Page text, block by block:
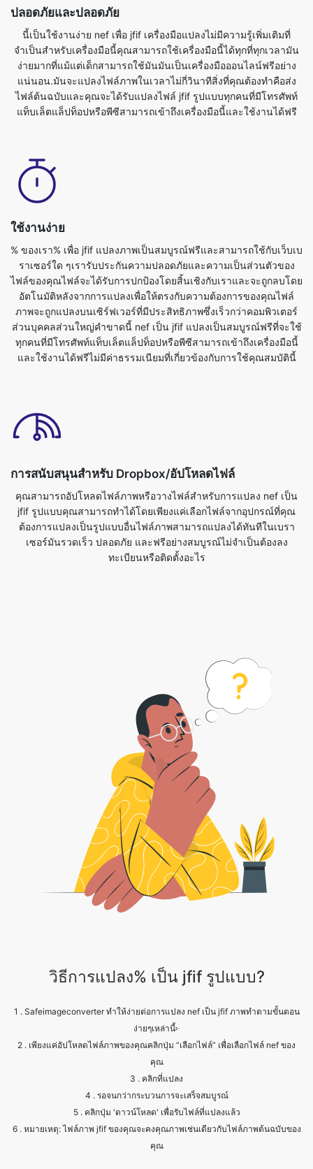
ง่ายมากที่แม้แต่เด็กสามารถใช้มันมันเป็นเครื่องมือออนไลน์ฟรีอย่าง
ไฟล์ต้นฉบับและคุณจะได้รับแปลงไฟล์ jfif รูปแบบทุกคนที่มีโทรศัพท์
แท็บเล็ตแล็ปท็อปหรือพีซีสามารถเข้าถึงเครื่องมือนี้และใช้งานได้ฟรี
ใช้งานง่าย
% ของเรา% เพื่อ jfif แปลงภาพเป็นสมบูรณ์ฟรีและสามารถใช้กับเว็บเบ
ราเซอร์ใด ๆเรารับประกันความปลอดภัยและความเป็นส่วนตัวของ
ไฟล์ของคุณไฟล์จะได้รับการปกป้องโดยสิ้นเชิงกับเราและจะถูกลบโดย
ภาพจะถูกแปลงบนเซิร์ฟเวอร์ที่มีประสิทธิภาพซึ่งเร็วกว่าคอมพิวเตอร์
ส่วนบุคคลส่วนใหญ่คำขาดนี้ nef เป็น jfif แปลงเป็นสมบูรณ์ฟรีที่จะใช้
ทุกคนที่มีโทรศัพท์แท็บเล็ตแล็ปท็อปหรือพีซีสามารถเข้าถึงเครื่องมือนี้
และใช้งานได้ฟรีไม่มีค่าธรรมเนียมที่เกี่ยวข้องกับการใช้คุณสมบัตินี้
การสนับสนุนสำหรับ Dropbox/อัปโหลดไฟล์
คุณสามารถอัปโหลดไฟล์ภาพหรือวางไฟล์สำหรับการแปลง nef เป็น
ต้องการแปลงเป็นรูปแบบอื่นไฟล์ภาพสามารถแปลงได้ทันทีในเบรา
เซอร์มันรวดเร็ว ปลอดภัย และฟรีอย่างสมบูรณ์ไม่จำเป็นต้องลง
ทะเบียนหรือติดตั้งอะไร
วิธีการแปลง% เป็น jfif รูปแบบ?
ง่ายๆเหล่านี้፦
2 . เพียงแค่อัปโหลดไฟล์ภาพของคุณคลิกปุ่ม “เลือกไฟล์” เพื่อเลือกไฟล์ nef ของ
3 . คลิกที่แปลง
4 . รอจนกว่ากระบวนการจะเสร็จสมบูรณ์
5 . คลิกปุ่ม 'ดาวน์โหลด' เพื่อรับไฟล์ที่แปลงแล้ว
6 . หมายเหตุ: ไฟล์ภาพ jfif ของคุณจะคงคุณภาพเช่นเดียวกับไฟล์ภาพต้นฉบับของ